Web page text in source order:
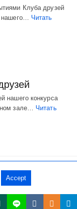
Клуба друзей
нашего… Читать
нашего конкурса
зале… Читать
Version
L
Accept